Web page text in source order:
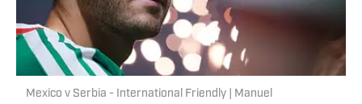
Mexico v Serbia - International Friendly | Manuel